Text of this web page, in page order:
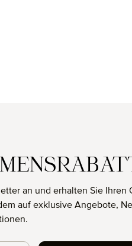
an und erhalten Sie Ihren
auf exklusive Angebote,